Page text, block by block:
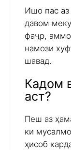
Ишо пас аз
давом
фаҷр, аммо
намози
шавад.
Кадом
аст?
Пеш аз
ки
ҳисоб